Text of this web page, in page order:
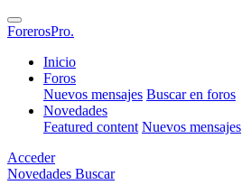
ForerosPro.
Inicio
Foros
Nuevos mensajes Buscar en foros
Novedades
Featured content Nuevos mensajes
Acceder
Novedades Buscar